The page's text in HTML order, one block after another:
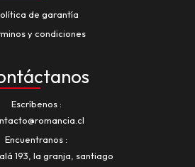
de garantía
y condiciones
Escríbenos
Encuentranos
193, la granja, santiago